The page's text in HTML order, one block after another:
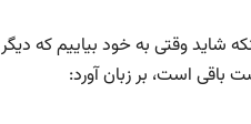
شاید وقتی به خود بیاییم که دیگر
باقی است، بر زبان آورد: